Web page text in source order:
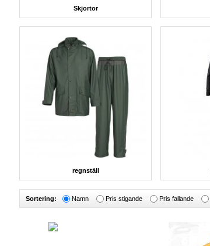
Skjortor
regnställ
Sortering: Namn Pris stigande Pris fallande